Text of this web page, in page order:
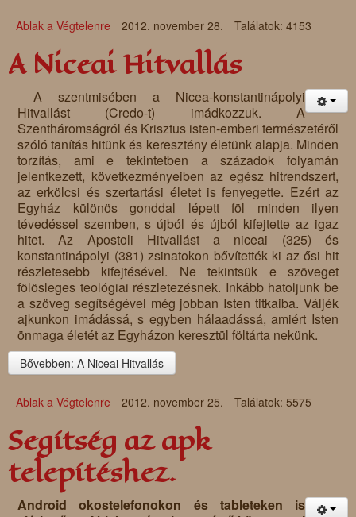
Ablak a Végtelenre 2012. november 28. Találatok: 4153
A Niceai Hitvallás
A szentmisében a Nicea-konstantinápolyi
Hitvallást (Credo-t) imádkozzuk. A
Szentháromságról és Krisztus isten-emberi természetéről
szóló tanítás hitünk és keresztény életünk alapja. Minden
torzítás, ami e tekintetben a századok folyamán
jelentkezett, következményeiben az egész hitrendszert,
az erkölcsi és szertartási életet is fenyegette. Ezért az
Egyház különös gonddal lépett föl minden ilyen
tévedéssel szemben, s újból és újból kifejtette az igaz
hitet. Az Apostoli Hitvallást a niceai (325) és
konstantinápolyi (381) zsinatokon bővítették ki az ősi hit
részletesebb kifejtésével. Ne tekintsük e szöveget
fölösleges teológiai részletezésnek. Inkább hatoljunk be
a szöveg segítségével még jobban Isten titkaiba. Váljék
ajkunkon imádássá, s egyben hálaadássá, amiért Isten
önmaga életét az Egyházon keresztül föltárta nekünk.
Bővebben: A Niceai Hitvallás
Ablak a Végtelenre 2012. november 25. Találatok: 5575
Segítség az apk
telepítéshez.
Android okostelefonokon és tableteken is